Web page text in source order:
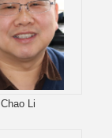
Chao Li